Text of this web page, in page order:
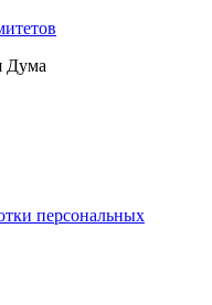
Дума
персональных